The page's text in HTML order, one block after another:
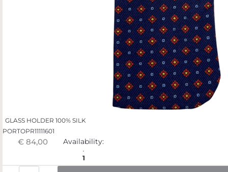
GLASS HOLDER 100% SILK
PORTOPR11111601
€ 84,00 Availability:
1